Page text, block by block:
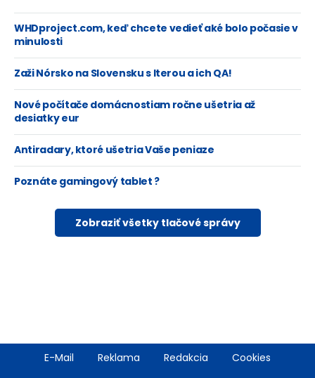
WHDproject.com, keď chcete vedieť aké bolo počasie v
minulosti
Zaži Nórsko na Slovensku s Iterou a ich QA!
Nové počítače domácnostiam ročne ušetria až
desiatky eur
Antiradary, ktoré ušetria Vaše peniaze
Poznáte gamingový tablet ?
Zobraziť všetky tlačové správy
FooterE-Mail Reklama Redakcia Cookies